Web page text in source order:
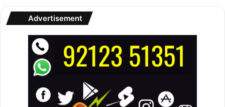
Advertisement